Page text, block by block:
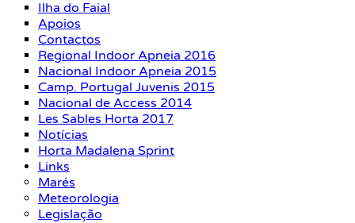
Ilha do Faial
Apoios
Contactos
Regional Indoor Apneia 2016
Nacional Indoor Apneia 2015
Camp. Portugal Juvenis 2015
Nacional de Access 2014
Les Sables Horta 2017
Notícias
Horta Madalena Sprint
Links
Marés
Meteorologia
Legislação